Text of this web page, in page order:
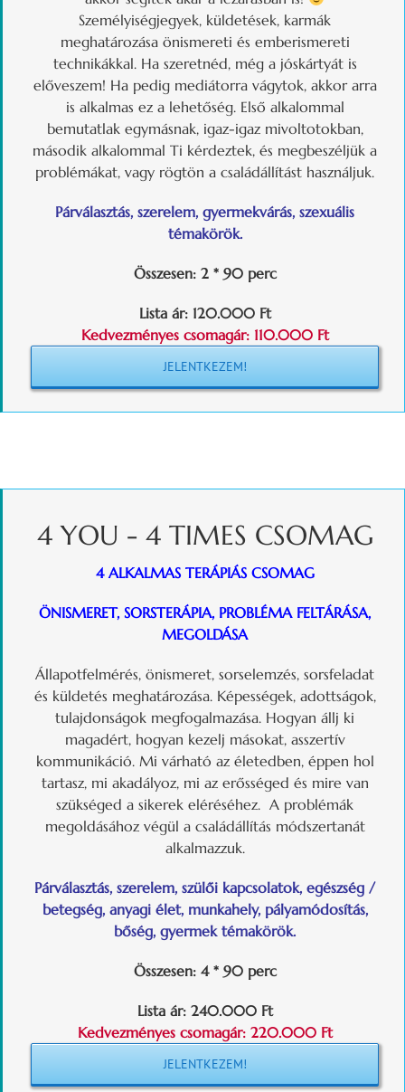
Személyiségjegyek, küldetések, karmák
meghatározása önismereti és emberismereti
technikákkal. Ha szeretnéd, még a jóskártyát is
előveszem! Ha pedig mediátorra vágytok, akkor arra
is alkalmas ez a lehetőség. Első alkalommal
bemutatlak egymásnak, igaz-igaz mivoltotokban,
második alkalommal Ti kérdeztek, és megbeszéljük a
problémákat, vagy rögtön a családállítást használjuk.
Párválasztás, szerelem, gyermekvárás, szexuális
témakörök.
Összesen: 2 * 90 perc
Lista ár: 120.000 Ft
Kedvezményes csomagár: 110.000 Ft
JELENTKEZEM!
4 YOU - 4 TIMES CSOMAG
4 ALKALMAS TERÁPIÁS CSOMAG
ÖNISMERET, SORSTERÁPIA, PROBLÉMA FELTÁRÁSA,
MEGOLDÁSA
Állapotfelmérés, önismeret, sorselemzés, sorsfeladat
és küldetés meghatározása. Képességek, adottságok,
tulajdonságok megfogalmazása. Hogyan állj ki
magadért, hogyan kezelj másokat, asszertív
kommunikáció. Mi várható az életedben, éppen hol
tartasz, mi akadályoz, mi az erősséged és mire van
szükséged a sikerek eléréséhez. A problémák
megoldásához végül a családállítás módszertanát
alkalmazzuk.
Párválasztás, szerelem, szülői kapcsolatok, egészség /
betegség, anyagi élet, munkahely, pályamódosítás,
bőség, gyermek témakörök.
Összesen: 4 * 90 perc
Lista ár: 240.000 Ft
Kedvezményes csomagár: 220.000 Ft
JELENTKEZEM!